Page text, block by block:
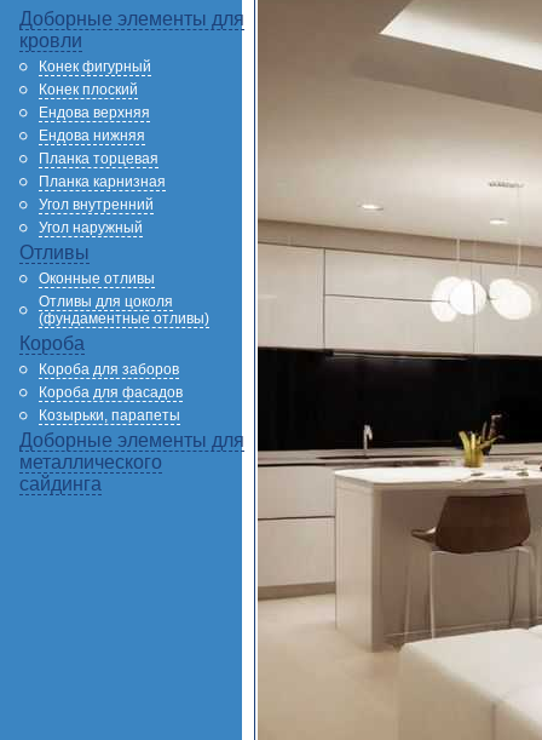
Доборные элементы для
кровли
Конек фигурный
Конек плоский
Ендова верхняя
Ендова нижняя
Планка торцевая
Планка карнизная
Угол внутренний
Угол наружный
Отливы
Оконные отливы
Отливы для цоколя
(фундаментные отливы)
Короба
Короба для заборов
Короба для фасадов
Козырьки, парапеты
Доборные элементы для
металлического
сайдинга